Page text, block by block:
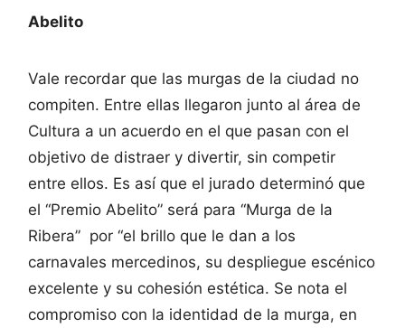
Abelito
Vale recordar que las murgas de la ciudad no
compiten. Entre ellas llegaron junto al área de
Cultura a un acuerdo en el que pasan con el
objetivo de distraer y divertir, sin competir
entre ellos. Es así que el jurado determinó que
el “Premio Abelito” será para “Murga de la
Ribera” por “el brillo que le dan a los
carnavales mercedinos, su despliegue escénico
excelente y su cohesión estética. Se nota el
compromiso con la identidad de la murga, en